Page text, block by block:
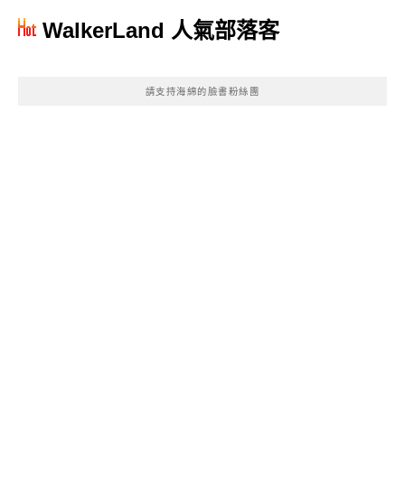
WalkerLand 人氣部落客
請支持海綿的臉書粉絲團